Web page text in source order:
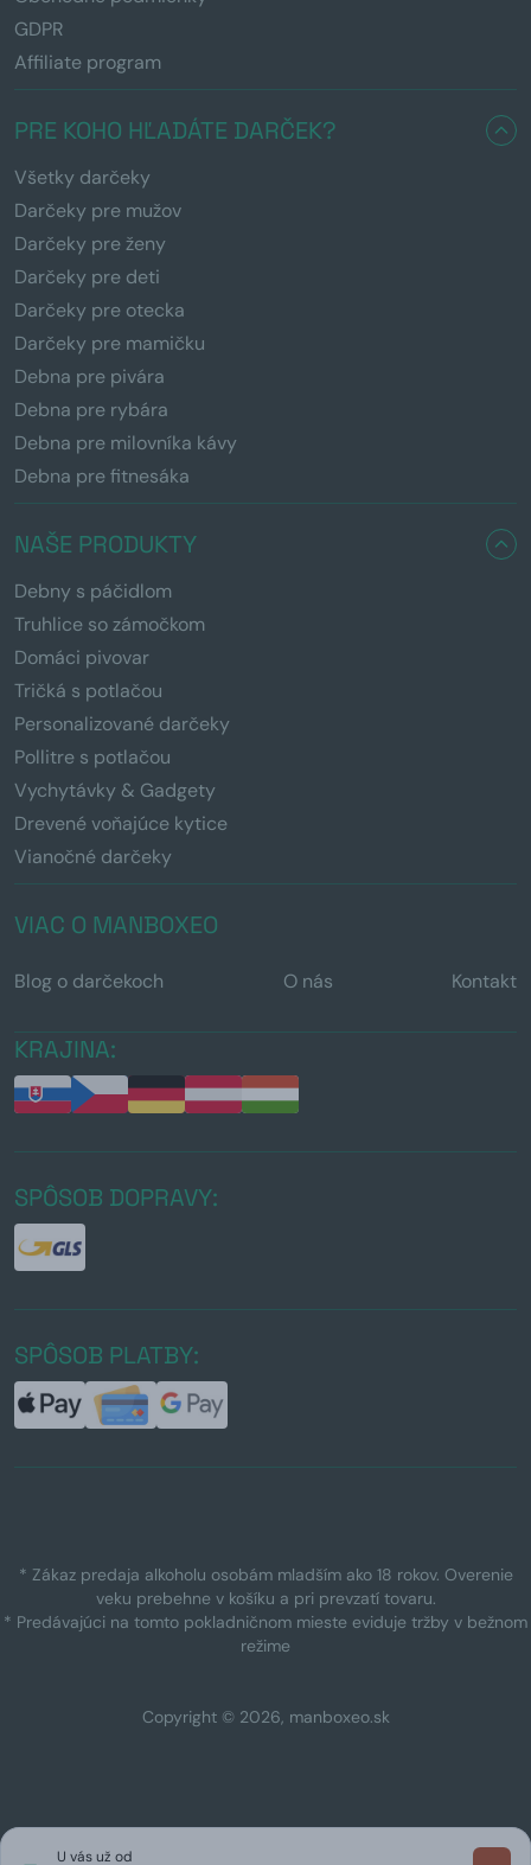
U vás už od
GDPR
Affiliate program
PRE KOHO HĽADÁTE DARČEK?
Všetky darčeky
Darčeky pre mužov
Darčeky pre ženy
Darčeky pre deti
Darčeky pre otecka
Darčeky pre mamičku
Debna pre pivára
Debna pre rybára
Debna pre milovníka kávy
Debna pre fitnesáka
NAŠE PRODUKTY
Debny s páčidlom
Truhlice so zámočkom
Domáci pivovar
Tričká s potlačou
Personalizované darčeky
Pollitre s potlačou
Vychytávky & Gadgety
Drevené voňajúce kytice
Vianočné darčeky
VIAC O MANBOXEO
Blog o darčekoch O nás Kontakt
KRAJINA:
SPÔSOB DOPRAVY:
SPÔSOB PLATBY:
* Zákaz predaja alkoholu osobám mladším ako 18 rokov. Overenie
veku prebehne v košíku a pri prevzatí tovaru.
* Predávajúci na tomto pokladničnom mieste eviduje tržby v bežnom
režime
Copyright © 2026, manboxeo.sk